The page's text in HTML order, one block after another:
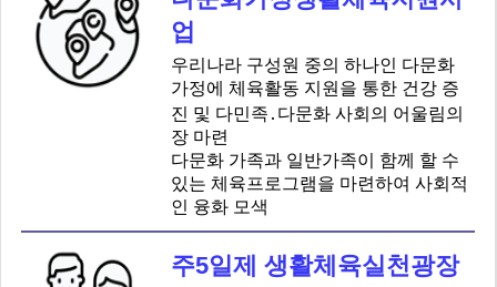
업
우리나라 구성원 중의 하나인 다문화
가정에 체육활동 지원을 통한 건강 증
진 및 다민족․다문화 사회의 어울림의
장 마련
다문화 가족과 일반가족이 함께 할 수
있는 체육프로그램을 마련하여 사회적
인 융화 모색
주5일제 생활체육실천광장